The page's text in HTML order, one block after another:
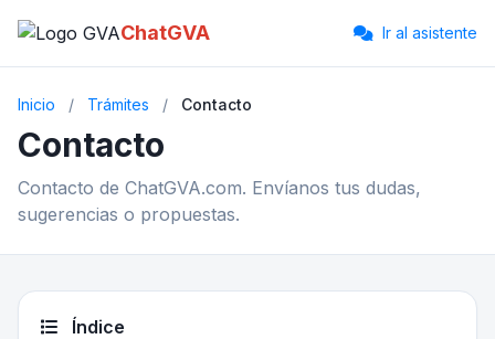
ChatGVA Ir al asistente
Inicio / Trámites / Contacto
Contacto
Contacto de ChatGVA.com. Envíanos tus dudas,
sugerencias o propuestas.
Índice